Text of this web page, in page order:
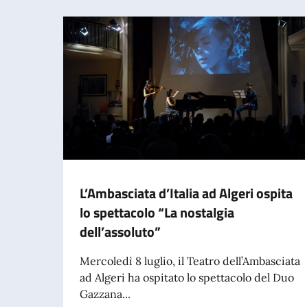
L’Ambasciata d’Italia ad Algeri ospita
lo spettacolo “La nostalgia
dell’assoluto”
Mercoledì 8 luglio, il Teatro dell’Ambasciata
ad Algeri ha ospitato lo spettacolo del Duo
Gazzana...